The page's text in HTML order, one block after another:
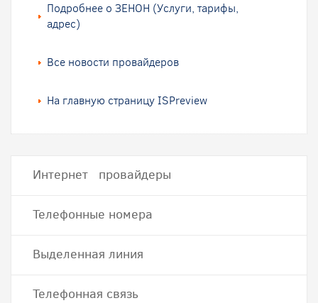
Подробнее о ЗЕНОН (Услуги, тарифы,
адрес)
Все новости провайдеров
На главную страницу ISPreview
Интернет провайдеры
Телефонные номера
Выделенная линия
Телефонная связь